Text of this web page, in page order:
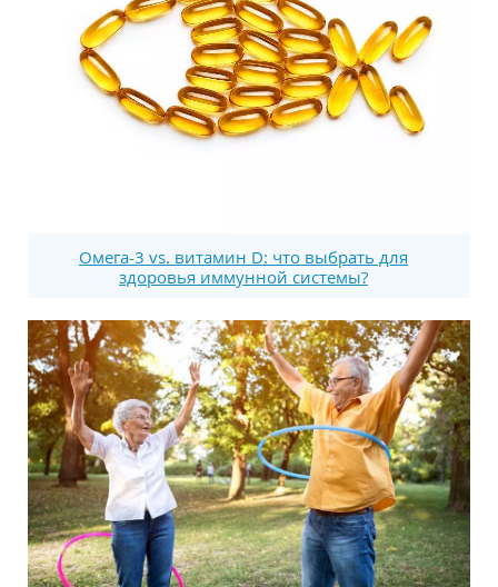
Омега-3 vs. витамин D: что выбрать для
здоровья иммунной системы?